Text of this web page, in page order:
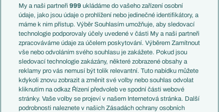
Témata
Představení týmů MS
EuroSkauting
PL v kostce
Evropské koeficienty
Přestupy
Přestupové spekulace
Zranění
Kluby
Arsenal FC
Francie
Itálie
Německo
Španělsko
Argentina
Brazílie
Přestupy
Zápasy
Livescore
Tipovací soutěž
My a naši partneři999 ukládáme do vašeho zařízení osobní
údaje, jako jsou údaje o prohlížení nebo jedinečné identifikátory, a
máme k nim přístup. Výběr Souhlasím umožňuje, aby sledovací
technologie podporovaly účely uvedené v části My a naši partneři
zpracováváme údaje za účelem poskytování. Výběrem Zamítnout
vše nebo odvoláním svého souhlasu je zakážete. Pokud jsou
sledovací technologie zakázány, některé zobrazené obsahy a
reklamy pro vás nemusí být tolik relevantní. Tuto nabídku můžete
kdykoli znovu zobrazit a změnit své volby nebo souhlas odvolat
kliknutím na odkaz Řízení předvoleb ve spodní části webové
stránky. Vaše volby se projeví v našem Internetová stránka. Další
podrobnosti naleznete v našich Zásadách ochrany osobních